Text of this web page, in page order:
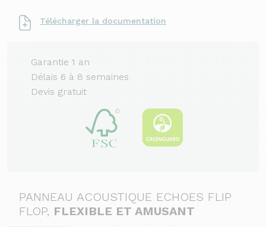
Télécharger la documentation
Garantie 1 an
Délais 6 à 8 semaines
Devis gratuit
PANNEAU ACOUSTIQUE ECHOES FLIP
FLOP, FLEXIBLE ET AMUSANT